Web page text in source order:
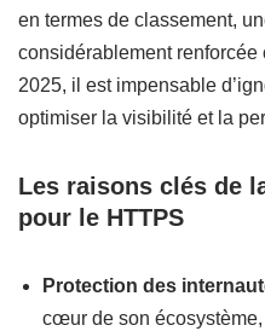
en termes de classement,
considérablement
2025, il est impensable
optimiser la visibilité et la
Les raisons clés de
pour le HTTPS
Protection des
cœur de son